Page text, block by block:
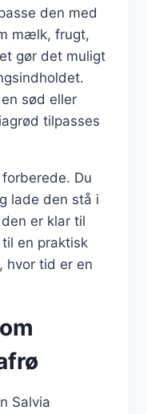
den med
mælk, frugt,
gør det muligt
sød eller
tilpasses
Du
lade den stå i
er klar til
en praktisk
hvor tid er en
Salvia